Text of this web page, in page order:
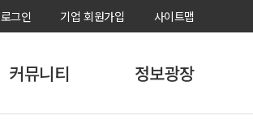
로그인 기업 회원가입 사이트맵
커뮤니티 정보광장